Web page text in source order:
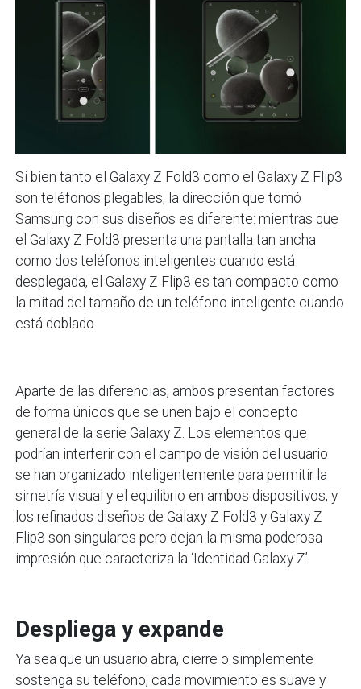
Si bien tanto el Galaxy Z Fold3 como el Galaxy Z Flip3
son teléfonos plegables, la dirección que tomó
Samsung con sus diseños es diferente: mientras que
el Galaxy Z Fold3 presenta una pantalla tan ancha
como dos teléfonos inteligentes cuando está
desplegada, el Galaxy Z Flip3 es tan compacto como
la mitad del tamaño de un teléfono inteligente cuando
está doblado.
Aparte de las diferencias, ambos presentan factores
de forma únicos que se unen bajo el concepto
general de la serie Galaxy Z. Los elementos que
podrían interferir con el campo de visión del usuario
se han organizado inteligentemente para permitir la
simetría visual y el equilibrio en ambos dispositivos, y
los refinados diseños de Galaxy Z Fold3 y Galaxy Z
Flip3 son singulares pero dejan la misma poderosa
impresión que caracteriza la ‘Identidad Galaxy Z’.
Despliega y expande
Ya sea que un usuario abra, cierre o simplemente
sostenga su teléfono, cada movimiento es suave y